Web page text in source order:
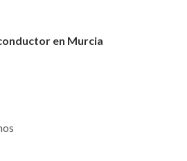
en Murcia